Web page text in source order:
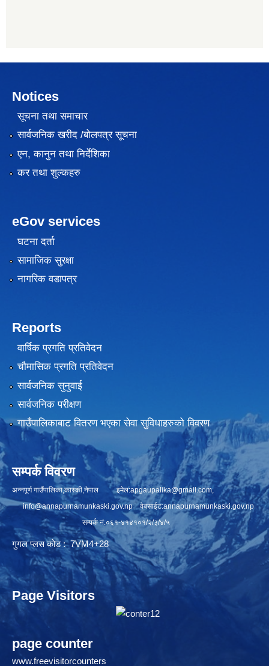
Notices
सूचना तथा समाचार
सार्वजनिक खरीद /बोलपत्र सूचना
एन, कानुन तथा निर्देशिका
कर तथा शुल्कहरु
eGov services
घटना दर्ता
सामाजिक सुरक्षा
नागरिक वडापत्र
Reports
वार्षिक प्रगति प्रतिवेदन
चौमासिक प्रगति प्रतिवेदन
सार्वजनिक सुनुवाई
सार्वजनिक परीक्षण
गाउँपालिकाबाट वितरण भएका सेवा सुविधाहरुको विवरण
सम्पर्क विवरण
अन्नपूर्ण गाउँपालिका,कास्की,नेपाल इमेल:apgaupalika@gmail.com,
info@annapurnamunkaski.gov.npवेबसाईट:annapurnamunkaski.gov.np
सम्पर्क नं:०६१-४१४१०१/२/३/४/५
गुगल प्लस कोड : 7VM4+28
Page Visitors
page counter
www.freevisitorcounters